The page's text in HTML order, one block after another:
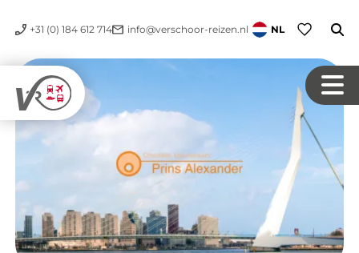
+31 (0) 184 612 714 info@verschoor-reizen.nl NL